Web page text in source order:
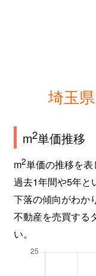
埼玉
m2単価推移
m2単価の推移を表
過去1年間や5年と
下落の傾向がわか
不動産を売買する
い。